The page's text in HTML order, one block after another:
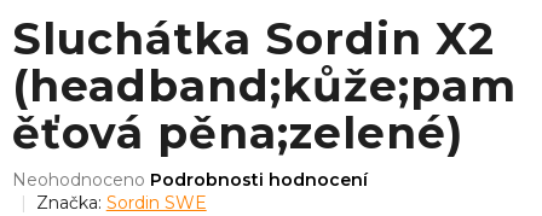
Sluchátka Sordin X2
(headband;kůže;pam
ěťová pěna;zelené)
Průměrné
hodnocení
Neohodnoceno Podrobnosti hodnocení
Značka: Sordin SWE